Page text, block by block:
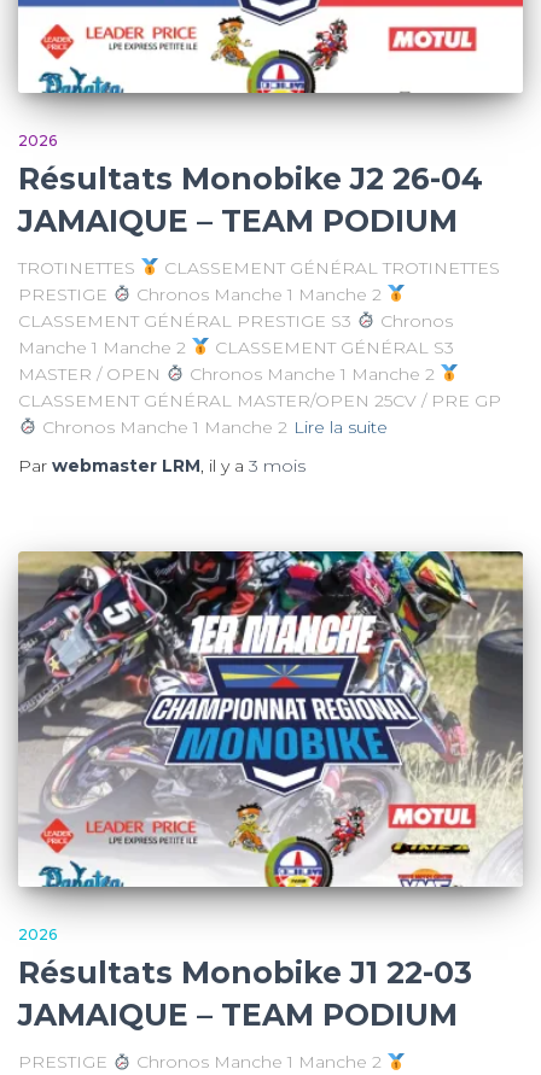
2026
Résultats Monobike J2 26-04
JAMAIQUE – TEAM PODIUM
TROTINETTES
CLASSEMENT GÉNÉRAL TROTINETTES
PRESTIGE
Chronos Manche 1 Manche 2
CLASSEMENT GÉNÉRAL PRESTIGE S3
Chronos
Manche 1 Manche 2
CLASSEMENT GÉNÉRAL S3
MASTER / OPEN
Chronos Manche 1 Manche 2
CLASSEMENT GÉNÉRAL MASTER/OPEN 25CV / PRE GP
Chronos Manche 1 Manche 2 Lire la suite
Par webmaster LRM, il y a 3 mois
2026
Résultats Monobike J1 22-03
JAMAIQUE – TEAM PODIUM
PRESTIGE
Chronos Manche 1 Manche 2